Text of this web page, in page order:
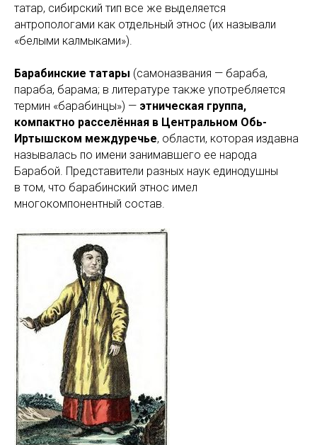
татар, сибирский тип все же выделяется
антропологами как отдельный этнос (их называли
«белыми калмыками»).
Барабинские татары (самоназвания — бараба,
параба, барама; в литературе также употребляется
термин «барабинцы») — этническая группа,
компактно расселённая в Центральном Обь-
Иртышском междуречье, области, которая издавна
называлась по имени занимавшего ее народа
Барабой. Представители разных наук единодушны
в том, что барабинский этнос имел
многокомпонентный состав.